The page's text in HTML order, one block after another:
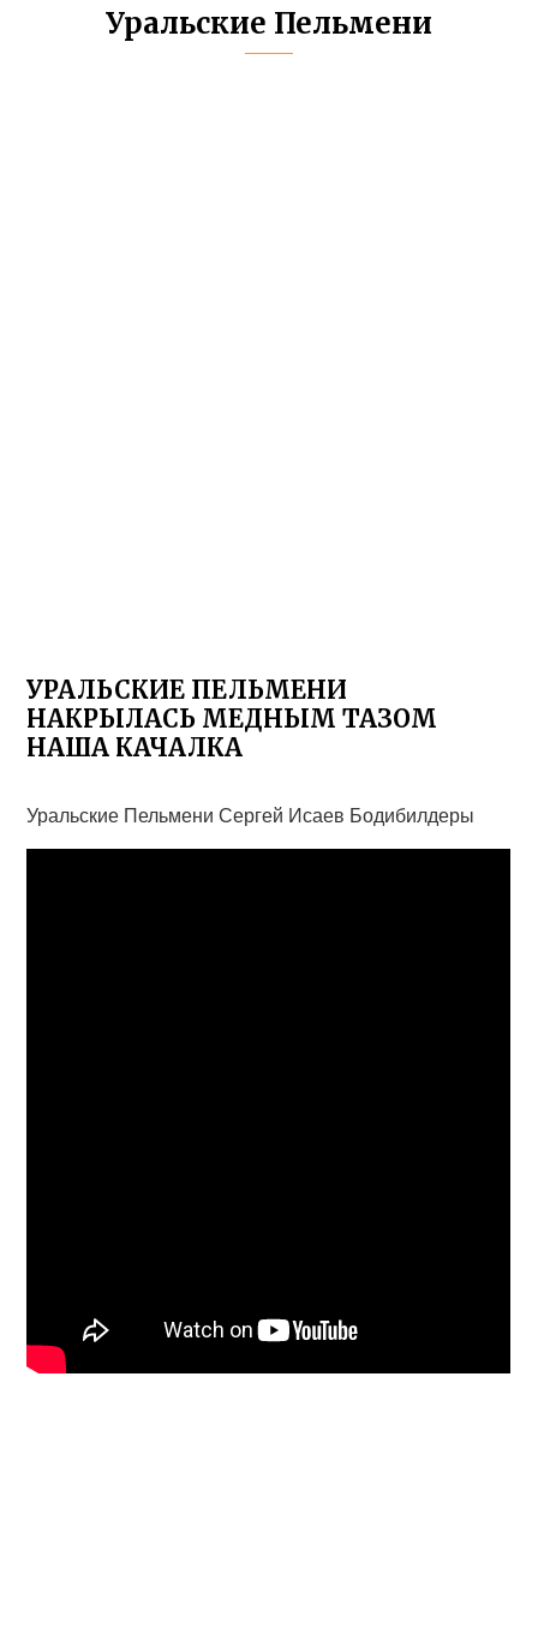
Уральские Пельмени
УРАЛЬСКИЕ ПЕЛЬМЕНИ
НАКРЫЛАСЬ МЕДНЫМ ТАЗОМ
НАША КАЧАЛКА
Уральские Пельмени Сергей Исаев Бодибилдеры